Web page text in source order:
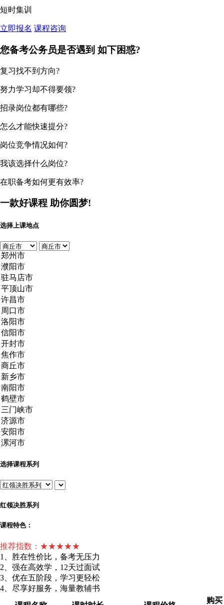
短时集训
立即报名 课程咨询
您备考公务员是否遇到 如下困惑?
复习找不到方向?
努力学习却不得要领?
招录岗位都有哪些?
怎么才能快速提分?
岗位竞争情况如何?
我该选择什么岗位?
在职备考如何更有效率?
一款好课程 助你圆梦!
选择上课地点
选择课程系列
红领决胜系列
课程特色：
推荐指数：★★★★★
1、胜在性价比，备考无压力
2、强在高效学，12天过面试
3、优在五阶段，学习更轻松
4、尽享好服务，海量教辅书
购买